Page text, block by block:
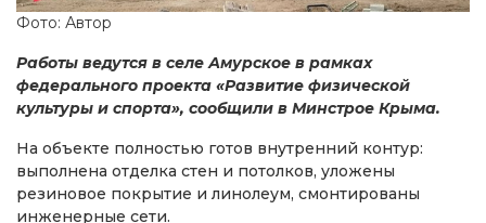
Фото: Автор
Работы ведутся в селе Амурское в рамках
федерального проекта «Развитие физической
культуры и спорта», сообщили в Минстрое Крыма.
На объекте полностью готов внутренний контур:
выполнена отделка стен и потолков, уложены
резиновое покрытие и линолеум, смонтированы
инженерные сети.